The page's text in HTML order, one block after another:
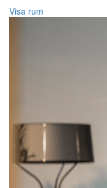
Visa rum